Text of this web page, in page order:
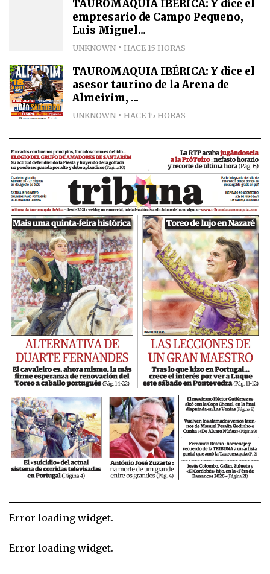
TAUROMAQUIA IBÉRICA: Y dice el
empresario de Campo Pequeno,
Luis Miguel...
UNKNOWN HACE 15 HORAS
TAUROMAQUIA IBÉRICA: Y dice el
asesor taurino de la Arena de
Almeirim, ...
UNKNOWN HACE 15 HORAS
Error loading widget.
Error loading widget.